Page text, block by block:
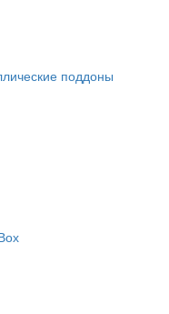
поддоны